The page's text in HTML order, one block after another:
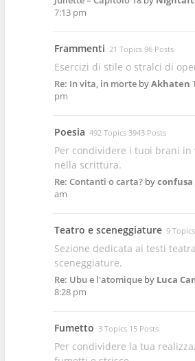
7:13 pm
Frammenti 21 Topics 96 Posts
Esercizi di stile o stralci di
Re: In vita, in morte byAkhaten
pm
Poesia 492 Topics 3943 Posts
Per condividere i tuoi brani in
nella scrittura.
Re: Contanti o carta? byconfusa
am
Teatro e sceneggiature 9
Sezione dedicata ai testi
sceneggiature.
Re: Ubu e l'atomique by Luca
8:28 pm
Fumetto 3 Topics 15 Posts
Per condividere la tua